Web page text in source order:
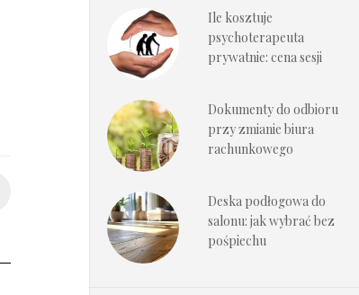
Ile kosztuje
psychoterapeuta
prywatnie: cena sesji
Dokumenty do odbioru
przy zmianie biura
rachunkowego
Deska podłogowa do
salonu: jak wybrać bez
pośpiechu